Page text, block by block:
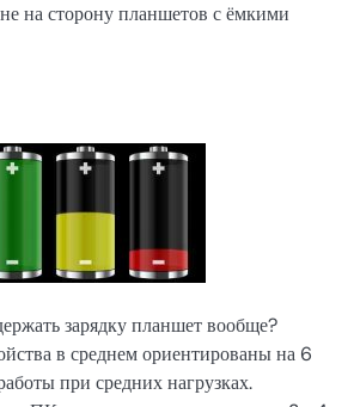
на сторону планшетов с ёмкими
зарядку планшет вообще?
в среднем ориентированы на 6
при средних нагрузках.